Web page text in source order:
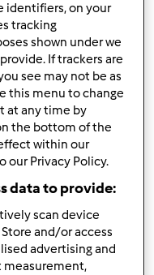
basilico
50min
(4)
mou
identifiers, on your
tracking
shown under we
If trackers are
see may not be as
this menu to change
at any time by
the bottom of the
within our
our Privacy Policy.
data to provide:
scan device
and/or access
advertising and
measurement,